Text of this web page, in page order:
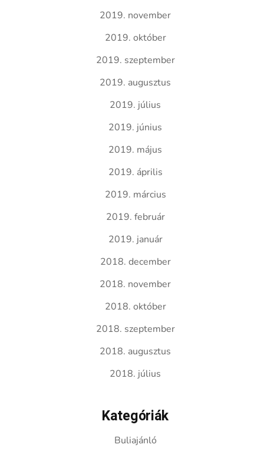
2019. november
2019. október
2019. szeptember
2019. augusztus
2019. július
2019. június
2019. május
2019. április
2019. március
2019. február
2019. január
2018. december
2018. november
2018. október
2018. szeptember
2018. augusztus
2018. július
Kategóriák
Buliajánló